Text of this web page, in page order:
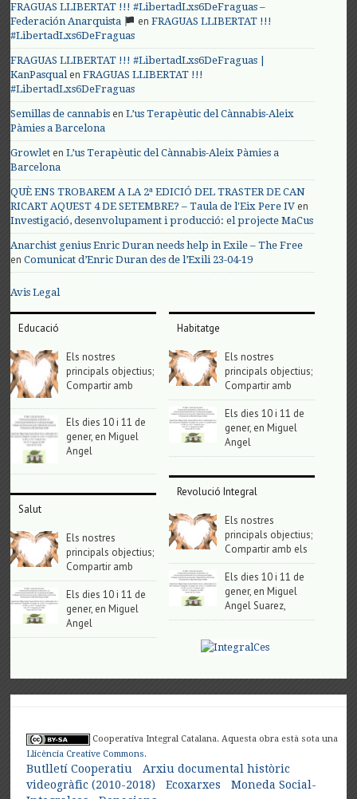
FRAGUAS LLIBERTAT !!! #LibertadLxs6DeFraguas –
Federación Anarquista
enFRAGUAS LLIBERTAT !!!
#LibertadLxs6DeFraguas
FRAGUAS LLIBERTAT !!! #LibertadLxs6DeFraguas |
KanPasqualenFRAGUAS LLIBERTAT !!!
#LibertadLxs6DeFraguas
Semillas de cannabis enL’us Terapèutic del Cànnabis-Aleix
Pàmies a Barcelona
Growlet enL’us Terapèutic del Cànnabis-Aleix Pàmies a
Barcelona
QUÈ ENS TROBAREM A LA 2ª EDICIÓ DEL TRASTER DE CAN
RICART AQUEST 4 DE SETEMBRE? – Taula de l'Eix Pere IV en
Investigació, desenvolupament i producció: el projecte MaCus
Anarchist genius Enric Duran needs help in Exile – The Free
enComunicat d’Enric Duran des de l’Exili 23-04-19
Avis Legal
Educació
Els nostres
principals objectius;
Compartir amb
Els dies 10 i 11 de
gener, en Miguel
Angel
Salut
Els nostres
principals objectius;
Compartir amb
Els dies 10 i 11 de
gener, en Miguel
Angel
Habitatge
Els nostres
principals objectius;
Compartir amb
Els dies 10 i 11 de
gener, en Miguel
Angel
Revolució Integral
Els nostres
principals objectius;
Compartir amb els
Els dies 10 i 11 de
gener, en Miguel
Angel Suarez,
Cooperativa Integral Catalana. Aquesta obra està sota una
Llicència Creative Commons.
Butlletí Cooperatiu
Arxiu documental històric
videogràfic (2010-2018)
Ecoxarxes
Moneda Social-